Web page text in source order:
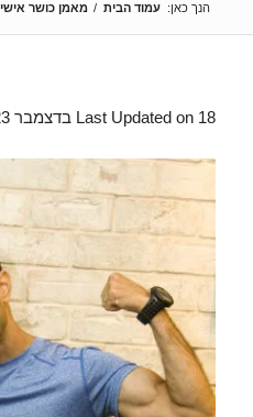
הנך כאן: עמוד הבית / מאמן כושר אישי
Last Updated on 18 בדצמבר 2023 by